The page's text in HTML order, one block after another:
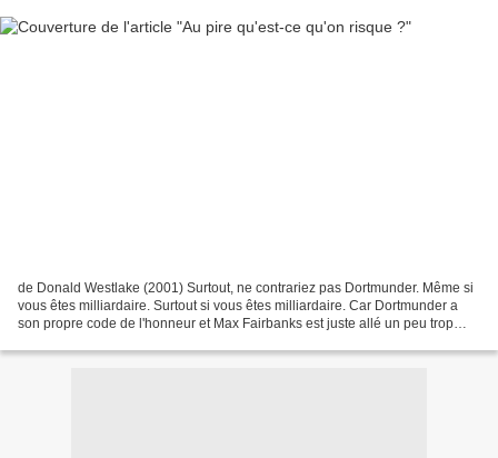
de Donald Westlake (2001) Surtout, ne contrariez pas Dortmunder. Même si
vous êtes milliardaire. Surtout si vous êtes milliardaire. Car Dortmunder a
son propre code de l'honneur et Max Fairbanks est juste allé un peu trop